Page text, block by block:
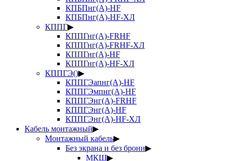
КПБПнг(А)-HF
КПБПнг(А)-HF-ХЛ
КППГ▶
КППГнг(А)-FRHF
КППГнг(А)-FRHF-ХЛ
КППГнг(А)-HF
КППГнг(А)-HF-ХЛ
КППГЭ()▶
КППГЭапнг(А)-HF
КППГЭмпнг(А)-HF
КППГЭнг(А)-FRHF
КППГЭнг(А)-HF
КППГЭнг(А)-HF-ХЛ
Кабель монтажный▶
Монтажный кабель▶
Без экрана и без брони▶
МКШ▶